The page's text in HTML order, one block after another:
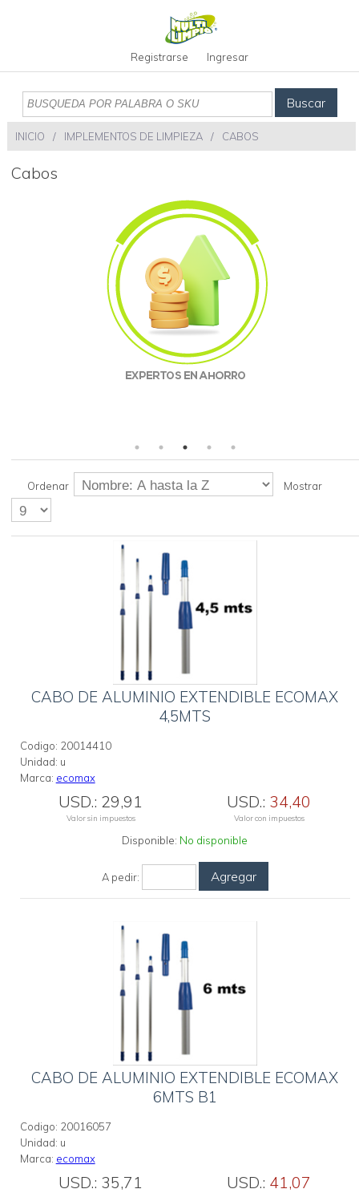
Registrarse Ingresar
Buscar
INICIO / IMPLEMENTOS DE LIMPIEZA / CABOS
cabos
Ordenar Mostrar
CABO DE ALUMINIO EXTENDIBLE ECOMAX
4,5MTS
Codigo: 20014410
Unidad: u
Marca: ecomax
USD.: 29,91
Valor sin impuestos
USD.: 34,40
Valor con impuestos
Disponible: No disponible
A pedir: Agregar
CABO DE ALUMINIO EXTENDIBLE ECOMAX
6MTS B1
Codigo: 20016057
Unidad: u
Marca: ecomax
USD.: 35,71 USD.: 41,07